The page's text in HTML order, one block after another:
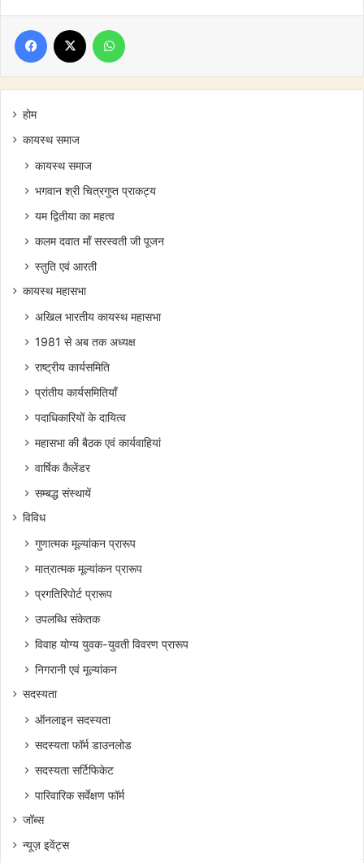
होम
कायस्थ समाज
कायस्थ समाज
भगवान श्री चित्रगुप्त प्राकट्य
यम द्वितीया का महत्व
कलम दवात माँ सरस्वती जी पूजन
स्तुति एवं आरती
कायस्थ महासभा
अखिल भारतीय कायस्थ महासभा
1981 से अब तक अध्यक्ष
राष्ट्रीय कार्यसमिति
प्रांतीय कार्यसमितियाँ
पदाधिकारियों के दायित्व
महासभा की बैठक एवं कार्यवाहियां
वार्षिक कैलेंडर
सम्बद्ध संस्थायें
विविध
गुणात्मक मूल्यांकन प्रारूप
मात्रात्मक मूल्यांकन प्रारूप
प्रगतिरिपोर्ट प्रारूप
उपलब्धि संकेतक
विवाह योग्य युवक-युवती विवरण प्रारूप
निगरानी एवं मूल्यांकन
सदस्यता
ऑनलाइन सदस्यता
सदस्यता फॉर्म डाउनलोड
सदस्यता सर्टिफिकेट
पारिवारिक सर्वेक्षण फॉर्म
जॉब्स
न्यूज़ इवेंट्स